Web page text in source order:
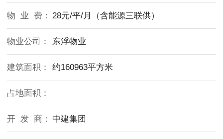
物 业 费： 28元/平/月（含能源三联供）
物业公司： 东浮物业
建筑面积： 约160963平方米
占地面积：
开 发 商： 中建集团